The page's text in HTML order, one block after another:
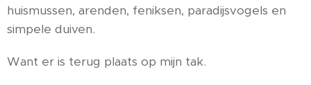
huismussen, arenden, feniksen, paradijsvogels en
simpele duiven.
Want er is terug plaats op mijn tak.